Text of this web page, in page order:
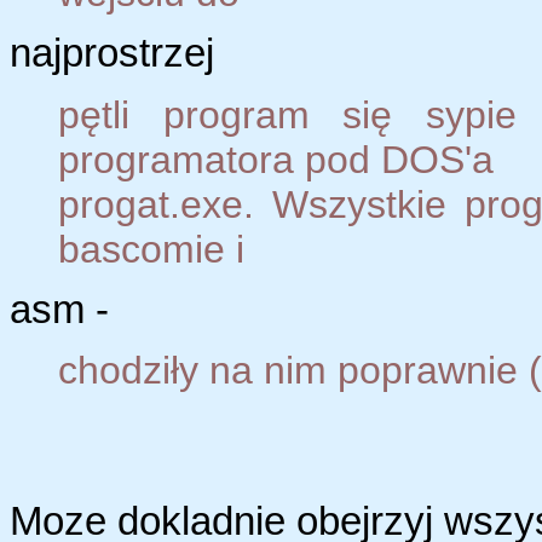
najprostrzej
pętli program się sypie
programatora pod DOS'a
progat.exe. Wszystkie
bascomie i
asm -
chodziły na nim poprawnie
Moze dokladnie obejrzyj